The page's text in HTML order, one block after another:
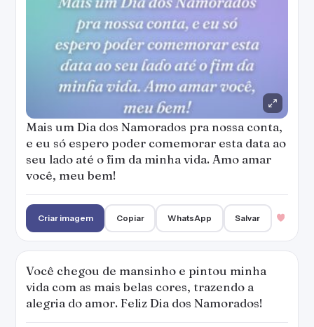
Mais um Dia dos Namorados pra nossa conta,
e eu só espero poder comemorar esta data ao
seu lado até o fim da minha vida. Amo amar
você, meu bem!
Criar imagem Copiar WhatsApp Salvar
Você chegou de mansinho e pintou minha
vida com as mais belas cores, trazendo a
alegria do amor. Feliz Dia dos Namorados!